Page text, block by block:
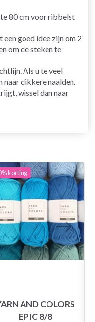
80 cm voor ribbelst
een goed idee zijn om 2
om de steken te
Als u te veel
naar dikkere naalden.
wissel dan naar
korting
AND COLORS
EPIC 8/8